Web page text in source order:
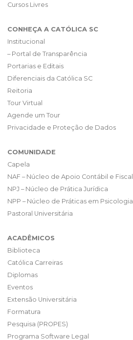
Cursos Livres
CONHEÇA A CATÓLICA SC
Institucional
– Portal de Transparência
Portarias e Editais
Diferenciais da Católica SC
Reitoria
Tour Virtual
Agende um Tour
Privacidade e Proteção de Dados
COMUNIDADE
Capela
NAF – Núcleo de Apoio Contábil e Fiscal
NPJ – Núcleo de Prática Jurídica
NPP – Núcleo de Práticas em Psicologia
Pastoral Universitária
ACADÊMICOS
Biblioteca
Católica Carreiras
Diplomas
Eventos
Extensão Universitária
Formatura
Pesquisa (PROPES)
Programa Software Legal